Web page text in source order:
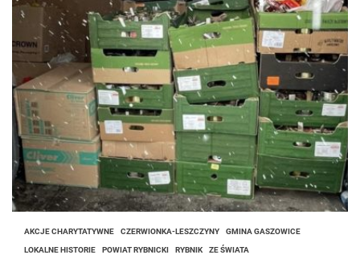
AKCJE CHARYTATYWNE CZERWIONKA-LESZCZYNY GMINA GASZOWICE
LOKALNE HISTORIE POWIAT RYBNICKI RYBNIK ZE ŚWIATA